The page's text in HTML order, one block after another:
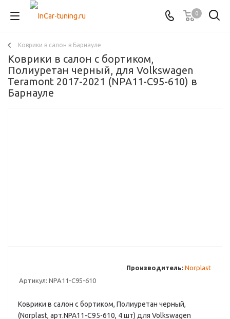
0
Коврики в салон в Барнауле
Коврики в салон с бортиком,
Полиуретан черный, для Volkswagen
Teramont 2017-2021 (NPA11-C95-610) в
Барнауле
Артикул: NPA11-C95-610
Производитель: Norplast
Коврики в салон с бортиком, Полиуретан черный,
(Norplast, арт.NPA11-C95-610, 4 шт) для Volkswagen